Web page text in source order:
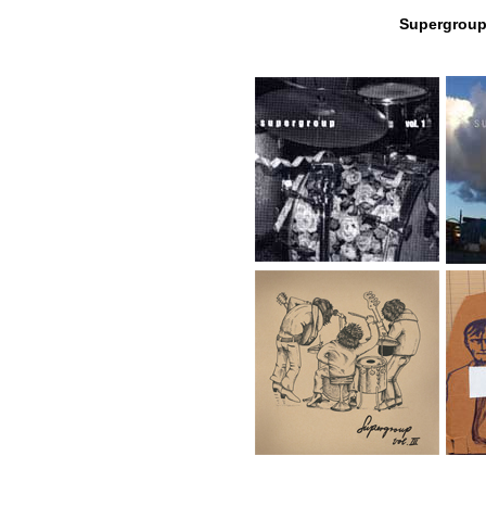
Supergroup